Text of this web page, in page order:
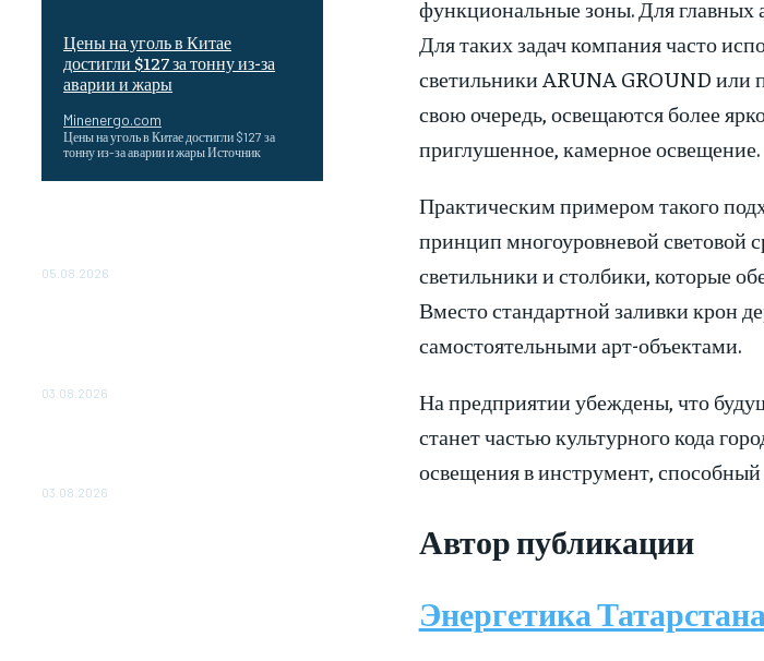
Цены на уголь в Китае
достигли $127 за тонну из-за
аварии и жары
Minenergo.com
Цены на уголь в Китае достигли $127 за
тонну из-за аварии и жары Источник
05.08.2026
03.08.2026
03.08.2026
функциональные зоны. Для главных
Для таких задач компания часто
светильники ARUNA GROUND или
свою очередь, освещаются более
приглушенное, камерное освещение.
Практическим примером такого
принцип многоуровневой световой
светильники и столбики, которые
Вместо стандартной заливки крон
самостоятельными арт-объектами.
На предприятии убеждены, что
станет частью культурного кода
освещения в инструмент, способный
Автор публикации
Энергетика Татарстана